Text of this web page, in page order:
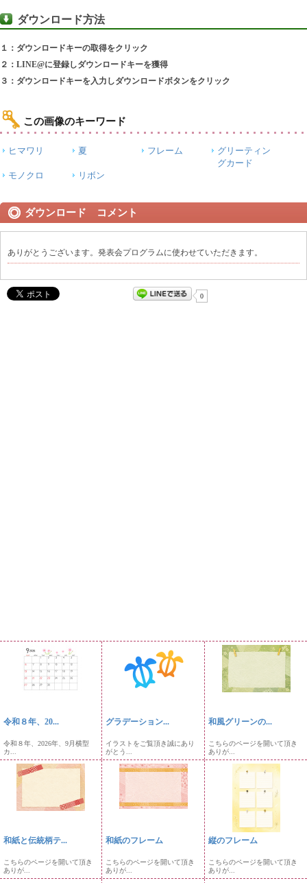
ダウンロード方法
１：ダウンロードキーの取得をクリック
２：LINE@に登録しダウンロードキーを獲得
３：ダウンロードキーを入力しダウンロードボタンをクリック
この画像のキーワード
ヒマワリ 夏 フレーム
グリーティン
グカード
モノクロ
リボン
ダウンロード コメント
ありがとうございます。発表会プログラムに使わせていただきます。
0
令和８年、20...
令和８年、2026年、9月横型
カ...
グラデーション...
イラストをご覧頂き誠にあり
がとう...
和風グリーンの...
こちらのページを開いて頂き
ありが...
和紙と伝統柄テ...
こちらのページを開いて頂き
ありが...
和紙のフレーム
こちらのページを開いて頂き
ありが...
縦のフレーム
こちらのページを開いて頂き
ありが...